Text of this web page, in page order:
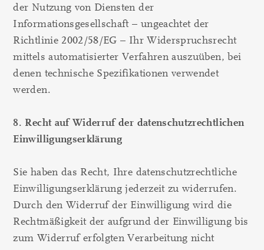
der Nutzung von Diensten der
Informationsgesellschaft – ungeachtet der
Richtlinie 2002/58/EG – Ihr Widerspruchsrecht
mittels automatisierter Verfahren auszuüben, bei
denen technische Spezifikationen verwendet
werden.
8. Recht auf Widerruf der datenschutzrechtlichen
Einwilligungserklärung
Sie haben das Recht, Ihre datenschutzrechtliche
Einwilligungserklärung jederzeit zu widerrufen.
Durch den Widerruf der Einwilligung wird die
Rechtmäßigkeit der aufgrund der Einwilligung bis
zum Widerruf erfolgten Verarbeitung nicht